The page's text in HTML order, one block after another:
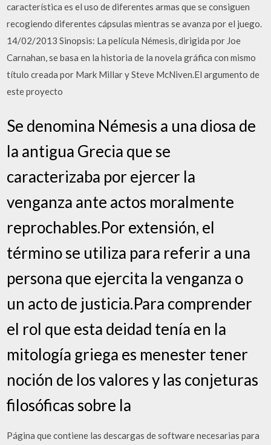
característica es el uso de diferentes armas que se consiguen
recogiendo diferentes cápsulas mientras se avanza por el juego.
14/02/2013 Sinopsis: La película Némesis, dirigida por Joe
Carnahan, se basa en la historia de la novela gráfica con mismo
título creada por Mark Millar y Steve McNiven.El argumento de
este proyecto
Se denomina Némesis a una diosa de
la antigua Grecia que se
caracterizaba por ejercer la
venganza ante actos moralmente
reprochables.Por extensión, el
término se utiliza para referir a una
persona que ejercita la venganza o
un acto de justicia.Para comprender
el rol que esta deidad tenía en la
mitología griega es menester tener
noción de los valores y las conjeturas
filosóficas sobre la
Página que contiene las descargas de software necesarias para